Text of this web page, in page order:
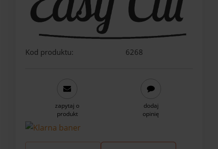
Kod produktu: 6268
zapytaj o
produkt
dodaj
opinię